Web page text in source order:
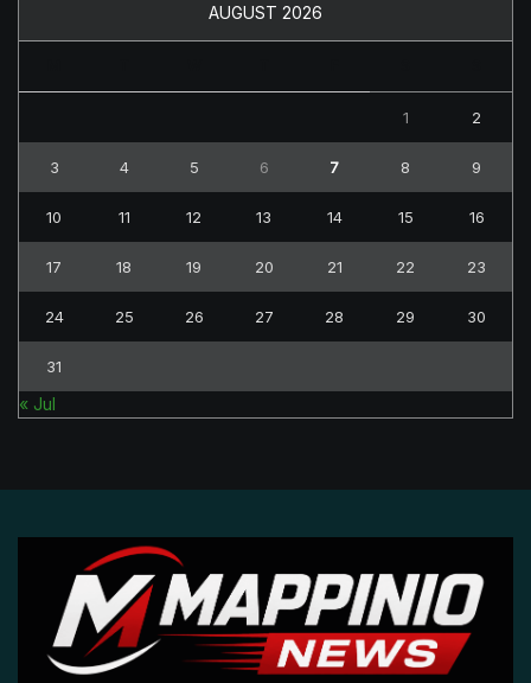
AUGUST 2026
1 2
3 4 5 6 7 8 9
10 11 12 13 14 15 16
17 18 19 20 21 22 23
24 25 26 27 28 29 30
31
« Jul